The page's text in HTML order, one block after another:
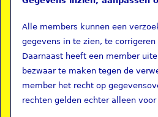
Alle members kunnen een
gegevens in te zien, te
Daarnaast heeft een member
bezwaar te maken tegen de
member het recht op
rechten gelden echter alleen